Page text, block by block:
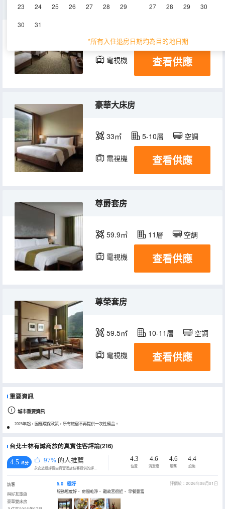
23 24 25 26 27 28 29
30 31
27 28 29 30
*所有入住退房日期均為目的地日期
豪華雙床房
33㎡ 5-10層 空調
電視機 冰箱
查看供應
豪華大床房
33㎡ 5-10層 空調
電視機 冰箱
查看供應
尊爵套房
59.9㎡ 11層 空調
電視機 冰箱
查看供應
尊榮套房
59.5㎡ 10-11層 空調
電視機 冰箱
查看供應
重要資訊
城市重要資訊
2025年起，因應環保政策，所有旅宿不再提供一次性備品。
台北士林有誠商旅的真實住客評論(216)
4.5 /5分 97% 的人推薦
永安旅遊評價由真實酒店住客提供的評價。
4.3
位置
4.6
清潔度
4.6
服務
4.4
設施
訪客
與好友旅遊
豪華雙床房
5.0 極好
評價於：2026年08月01日
服務態度好、 房間乾淨、 離故宮很近、 早餐豐富